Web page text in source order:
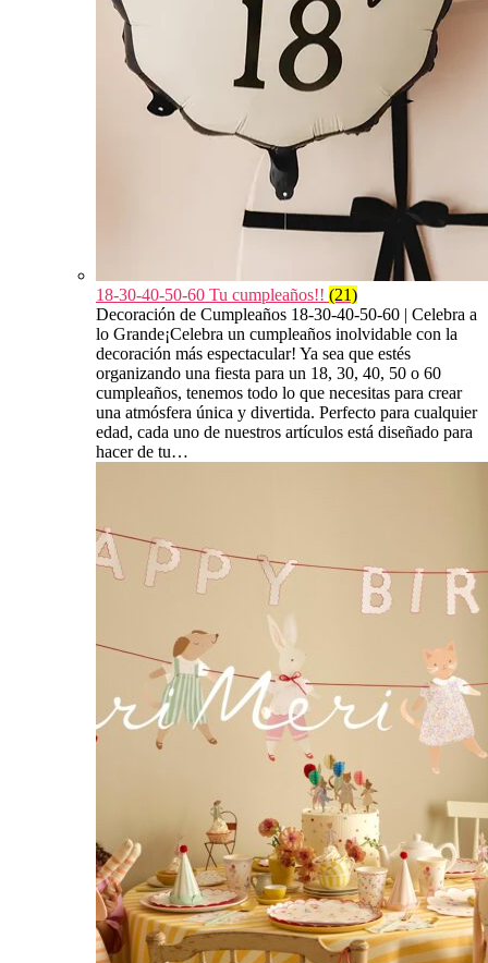
18-30-40-50-60 Tu cumpleaños!! (21)
Decoración de Cumpleaños 18-30-40-50-60 | Celebra a
lo Grande¡Celebra un cumpleaños inolvidable con la
decoración más espectacular! Ya sea que estés
organizando una fiesta para un 18, 30, 40, 50 o 60
cumpleaños, tenemos todo lo que necesitas para crear
una atmósfera única y divertida. Perfecto para cualquier
edad, cada uno de nuestros artículos está diseñado para
hacer de tu…